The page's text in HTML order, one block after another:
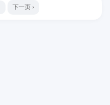
下一页 ›